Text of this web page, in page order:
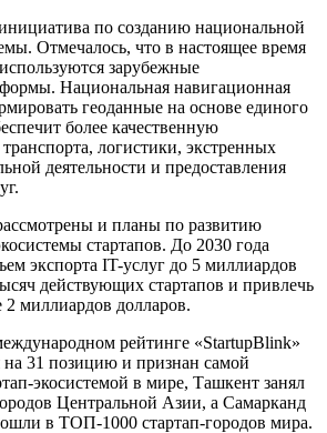
по созданию национальной
Отмечалось, что в настоящее время
зарубежные
Национальная навигационная
геоданные на основе единого
более качественную
логистики, экстренных
деятельности и предоставления
и планы по развитию
стартапов. До 2030 года
экспорта IT-услуг до 5 миллиардов
действующих стартапов и привлечь
миллиардов долларов.
рейтинге «StartupBlink»
на 31 позицию и признан самой
экосистемой в мире, Ташкент занял
Центральной Азии, а Самарканд
в ТОП-1000 стартап-городов мира.